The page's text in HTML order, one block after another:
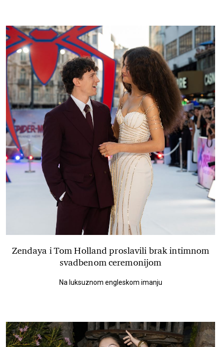
Zendaya i Tom Holland proslavili brak intimnom
svadbenom ceremonijom
Na luksuznom engleskom imanju